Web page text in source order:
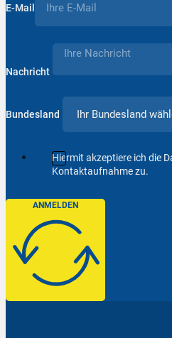
E-Mail
Nachricht
Bundesland
Hiermit akzeptiere ich die
Kontaktaufnahme zu.
ANMELDEN